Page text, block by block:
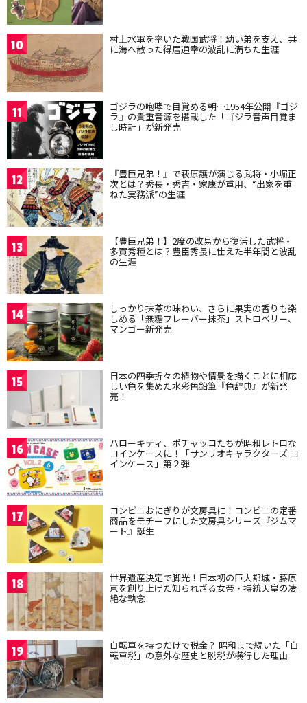
10 村上水軍を率いた戦国武将！幼い弟を支え、共
に海へ散った得居通幸の波乱に満ちた生涯
11 ゴジラの咆哮で目覚める朝…1954年公開『ゴジ
ラ』の貴重音源を搭載した「ゴジラ音声目覚ま
し時計」が新発売
12 『豊臣兄弟！』で萩原護が演じる武将・小堀正
次とは？秀長・秀吉・家康が重用、“出家を重
ねた実務派”の生涯
13 【豊臣兄弟！】2度の改易から復活した武将・
多賀秀種とは？豊臣秀長に仕えた半年間と波乱
の生涯
14 しっかり抹茶の味わい、さらに果実の香りも楽
しめる「無糖フレーバー抹茶」ストロベリー、
マンゴー新発売
15 日本の四季折々の植物や情景を描くことに相応
しい色を集めた水彩色鉛筆『色辞典』が新発
売！
16 ハローキティ、ポチャッコたちが昭和レトロな
コインケースに！「サンリオキャラクターズ コ
インケース」第２弾
17 コンビニおにぎりが文房具に！コンビニの定番
商品をモチーフにした文房具シリーズ『ジムマ
ート』誕生
18 世界遺産決定で脚光！日本初の巨大都城・藤原
京を創り上げた知られざる女帝・持統天皇の凄
絶な執念
19 自転車を持つだけで税金？ 昭和まで続いた「自
転車税」の意外な歴史と脱税が横行した理由